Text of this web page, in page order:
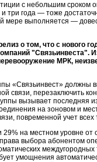
с небольшим сроком
три года — тоже
мере выполняется —
о том, что с нового
"Связьинвеста".
МРК,
«Связьинвест»
связи, перезаключить
вызывает последняя
на зоновом и
повременной учет
на местном уровне от
выбора абонентом
умощнения